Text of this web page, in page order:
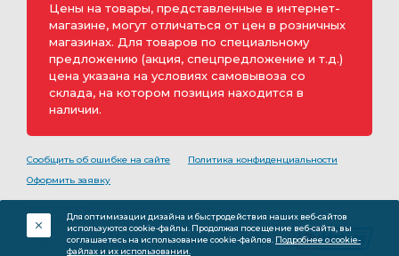
Цены на товары, представленные в интернет-
магазине, могут отличаться от цен в розничных
магазинах. Для товаров по специальному
предложению (акция, спецпредложение и т.д.)
цена указана на условиях самовывоза со
склада, на котором позиция находится в
наличии.
Сообщить об ошибке на сайте
Политика конфиденциальности
Оформить заявку
обозначением ООО «РуМоторс». Все права на
разработку принадлежат ООО «Румоторс». Не является
публичной офертой.
Для оптимизации дизайна и быстродействия наших веб-сайтов
используются cookie-файлы. Продолжая посещение веб-сайта, вы
соглашаетесь на использование cookie-файлов. Подробнее о cookie-
файлах и их использовании.